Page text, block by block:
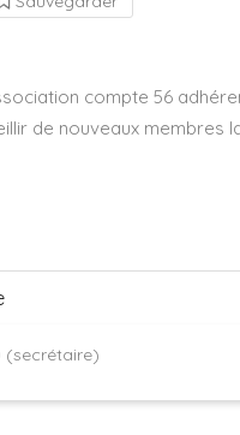
compte 56
de nouveaux membres
(secrétaire)